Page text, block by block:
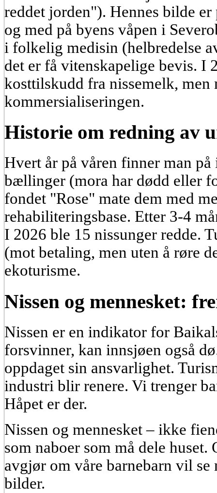
reddet jorden"). Hennes bilde
og med på byens våpen i
i folkelig medisin (helbredelse
det er få vitenskapelige bevis. I
kosttilskudd fra nissemelk,
kommersialiseringen.
Historie om redning av
Hvert år på våren finner man
bællinger (mora har dødd eller
fondet "Rose" mate dem med
rehabiliteringsbase. Etter 3-4
I 2026 ble 15 nissunger redde.
(mot betaling, men uten å røre
ekoturisme.
Nissen og mennesket:
Nissen er en indikator for
forsvinner, kan innsjøen også
oppdaget sin ansvarlighet.
industri blir renere. Vi trenger
Håpet er der.
Nissen og mennesket – ikke
som naboer som må dele
avgjør om våre barnebarn vil se
bilder.